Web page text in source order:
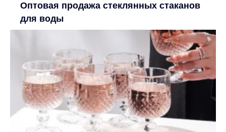
Оптовая продажа стеклянных стаканов
для воды